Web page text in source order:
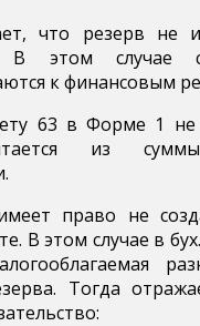
что резерв не
В этом случае
к финансовым
63 в Форме 1 не
из суммы
право не
В этом случае в
Тогда